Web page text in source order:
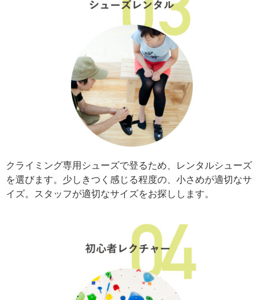
クライミング専用シューズで登るため、レンタルシューズ
を選びます。少しきつく感じる程度の、小さめが適切なサ
イズ。スタッフが適切なサイズをお探しします。